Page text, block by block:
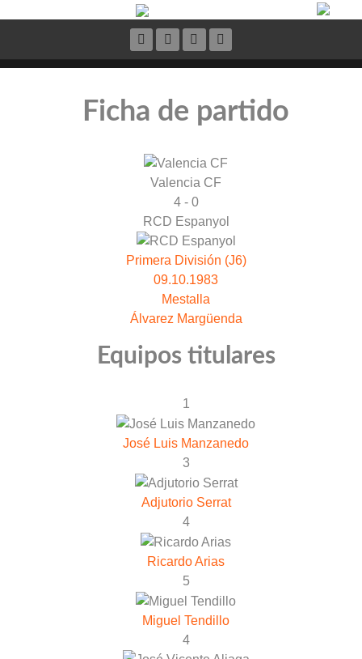
Ficha de partido
Valencia CF
4 - 0
RCD Espanyol
Primera División (J6)
09.10.1983
Mestalla
Álvarez Margüenda
Equipos titulares
1
José Luis Manzanedo
3
Adjutorio Serrat
4
Ricardo Arias
5
Miguel Tendillo
4